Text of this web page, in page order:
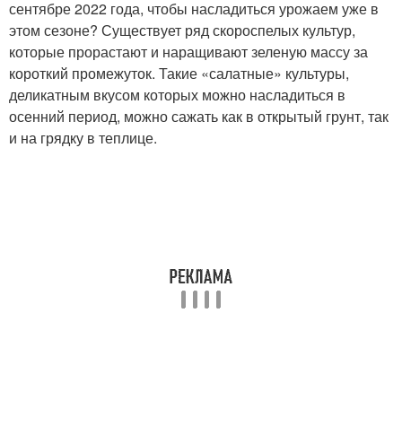
сентябре 2022 года, чтобы насладиться урожаем уже в
этом сезоне? Существует ряд скороспелых культур,
которые прорастают и наращивают зеленую массу за
короткий промежуток. Такие «салатные» культуры,
деликатным вкусом которых можно насладиться в
осенний период, можно сажать как в открытый грунт, так
и на грядку в теплице.